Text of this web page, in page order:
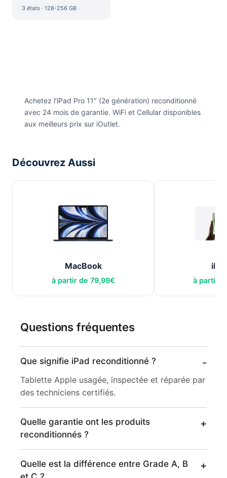
3 états · 128-256 GB
Achetez l'iPad Pro 11" (2e génération) reconditionné
avec 24 mois de garantie. WiFi et Cellular disponibles
aux meilleurs prix sur iOutlet.
Découvrez Aussi
MacBook
à partir de 79,99€ à partir
Questions fréquentes
Que signifie iPad reconditionné ?
Tablette Apple usagée, inspectée et réparée par
des techniciens certifiés.
Quelle garantie ont les produits
reconditionnés ?
Quelle est la différence entre Grade A, B